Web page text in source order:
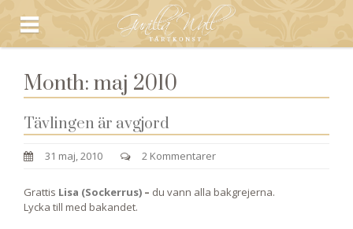
Month: maj 2010
Tävlingen är avgjord
31 maj, 2010 2 Kommentarer
Grattis Lisa (Sockerrus) – du vann alla bakgrejerna.
Lycka till med bakandet.